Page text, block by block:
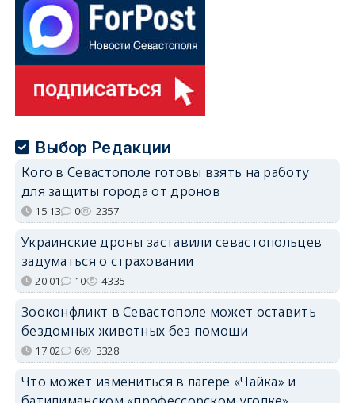
Выбор Редакции
Кого в Севастополе готовы взять на работу
для защиты города от дронов
15:13 0 2357
Украинские дроны заставили севастопольцев
задуматься о страховании
20:01 10 4335
Зооконфликт в Севастополе может оставить
бездомных животных без помощи
17:02 6 3328
Что может измениться в лагере «Чайка» и